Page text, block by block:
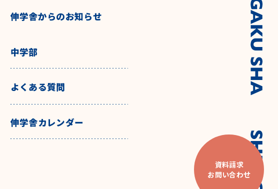
資料請求
お問い合わせ
伸学舎からのお知らせ
中学部
よくある質問
伸学舎カレンダー